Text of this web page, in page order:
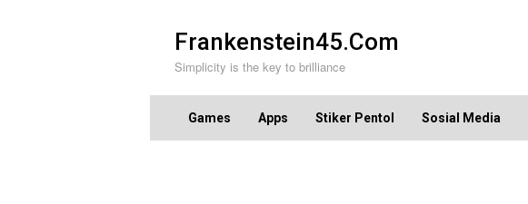
content
Frankenstein45.Com
Simplicity is the key to brilliance
Games Apps Stiker Pentol Sosial Media